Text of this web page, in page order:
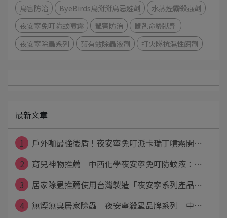
鳥害防治
ByeBirds鳥掰掰鳥忌避劑
水蒸煙霧殺蟲劑
夜安寧免叮防蚊噴霧
鼠害防治
鼠剋命糊狀劑
夜安寧除蟲系列
菊有效除蟲液劑 打火隊抗濕性餌劑
最新文章
1
戶外咖最強後盾！夜安寧免叮派卡瑞丁噴霧開⋯
2
育兒神物推薦｜中西化學夜安寧免叮防蚊液：⋯
3
居家除蟲推薦使用台灣製造「夜安寧系列產品⋯
4
無煙無臭居家除蟲│夜安寧殺蟲品牌系列│中⋯